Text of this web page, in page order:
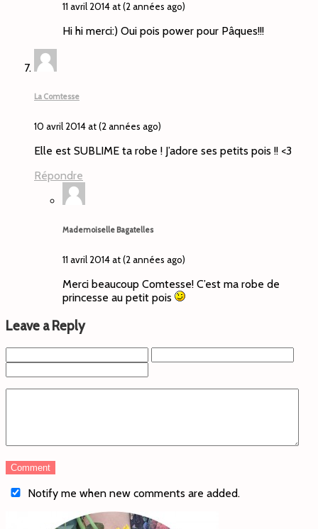
11 avril 2014 at (2 années ago)
Hi hi merci:) Oui pois power pour Pâques!!!
La Comtesse
10 avril 2014 at (2 années ago)
Elle est SUBLIME ta robe ! J’adore ses petits pois !! <3
Répondre
Mademoiselle Bagatelles
11 avril 2014 at (2 années ago)
Merci beaucoup Comtesse! C’est ma robe de
princesse au petit pois
Leave a Reply
Notify me when new comments are added.